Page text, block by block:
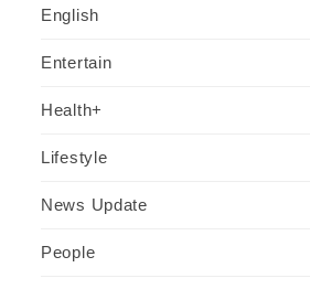
English
Entertain
Health+
Lifestyle
News Update
People